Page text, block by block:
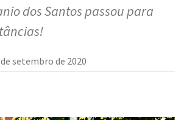
dos Santos passou para
setembro de 2020